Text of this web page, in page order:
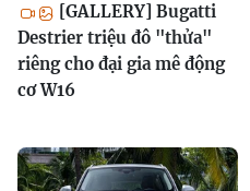
[GALLERY] Bugatti
Destrier triệu đô "thửa"
riêng cho đại gia mê động
cơ W16